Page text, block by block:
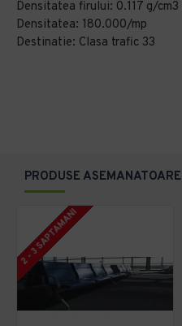
Densitatea firului: 0.117 g/cm3
Densitatea: 180.000/mp
Destinatie: Clasa trafic 33
PRODUSE ASEMANATOARE
2 - 3 SAPTAMANI